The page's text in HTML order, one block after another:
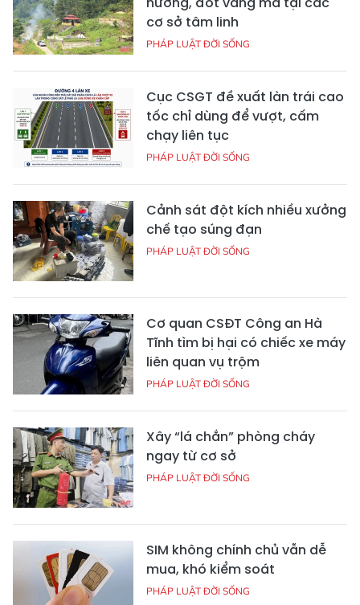
cơ sở tâm linh
PHÁP LUẬT ĐỜI SỐNG
Cục CSGT đề xuất làn trái cao
tốc chỉ dùng để vượt, cấm
chạy liên tục
PHÁP LUẬT ĐỜI SỐNG
Cảnh sát đột kích nhiều xưởng
chế tạo súng đạn
PHÁP LUẬT ĐỜI SỐNG
Cơ quan CSĐT Công an Hà
Tĩnh tìm bị hại có chiếc xe máy
liên quan vụ trộm
PHÁP LUẬT ĐỜI SỐNG
Xây “lá chắn” phòng cháy
ngay từ cơ sở
PHÁP LUẬT ĐỜI SỐNG
SIM không chính chủ vẫn dễ
mua, khó kiểm soát
PHÁP LUẬT ĐỜI SỐNG